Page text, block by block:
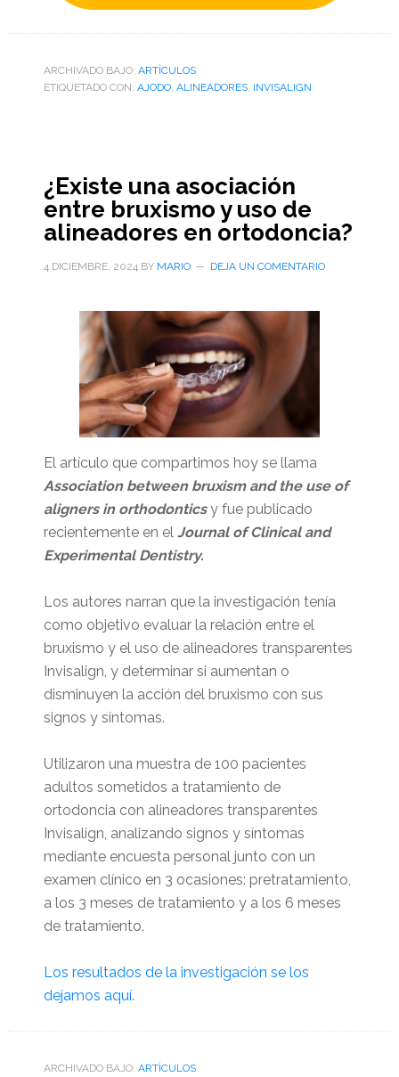
ARCHIVADO BAJO: ARTÌCULOS
ETIQUETADO CON: AJODO, ALINEADORES, INVISALIGN
¿Existe una asociación
entre bruxismo y uso de
alineadores en ortodoncia?
4 DICIEMBRE, 2024BY MARIO DEJA UN COMENTARIO
El artículo que compartimos hoy se llama
Association between bruxism and the use of
aligners in orthodonticsy fue publicado
recientemente en el Journal of Clinical and
Experimental Dentistry.
Los autores narran que la investigación tenía
como objetivo evaluar la relación entre el
bruxismo y el uso de alineadores transparentes
Invisalign, y determinar si aumentan o
disminuyen la acción del bruxismo con sus
signos y síntomas.
Utilizaron una muestra de 100 pacientes
adultos sometidos a tratamiento de
ortodoncia con alineadores transparentes
Invisalign, analizando signos y síntomas
mediante encuesta personal junto con un
examen clínico en 3 ocasiones: pretratamiento,
a los 3 meses de tratamiento y a los 6 meses
de tratamiento.
Los resultados de la investigación se los
dejamos aquí.
ARCHIVADO BAJO: ARTÌCULOS